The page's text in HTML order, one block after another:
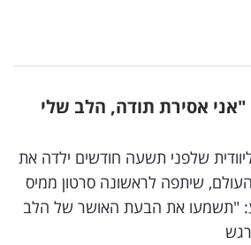
אסירת תודה, הלב שלי
שלפני תשעה חודשים ילדה את
שיתפה לראשונה סרטון ממיס
"תשמעו את הבעת האושר של הלב